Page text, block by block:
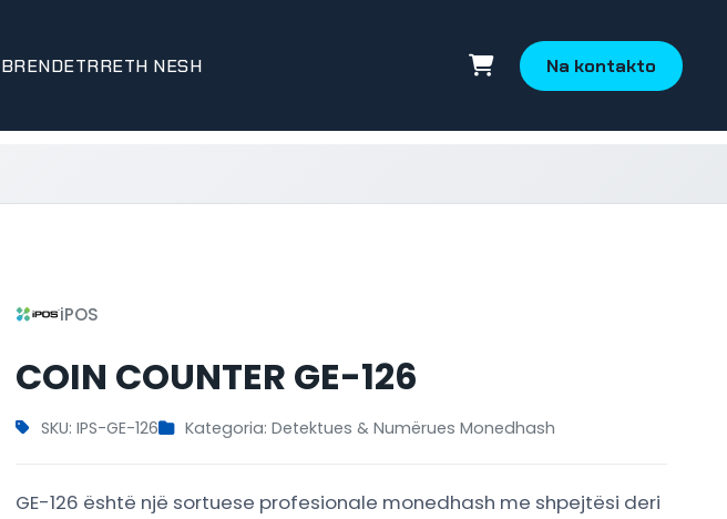
BRENDETRRETH NESH Na kontakto
iPOS
COIN COUNTER GE-126
SKU: IPS-GE-126 Kategoria: Detektues & Numërues Monedhash
GE-126 është një sortuese profesionale monedhash me shpejtësi deri